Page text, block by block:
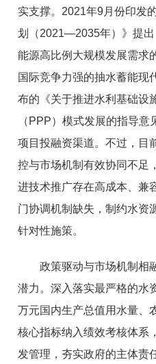
实支撑。2021年9月份印发
划（2021—2035年）》提
能源高比例大规模发展需求
国际竞争力强的抽水蓄能现
布的《关于推进水利基础设
（PPP）模式发展的指导意
项目投融资渠道。不过，目
控与市场机制有效协同不足
进技术推广存在高成本、兼
门协调机制缺失，制约水资
针对性施策。
政策驱动与市场机制相
潜力。深入落实最严格的水
万元国内生产总值用水量、
核心指标纳入绩效考核体系
发管理，夯实政府的主体责